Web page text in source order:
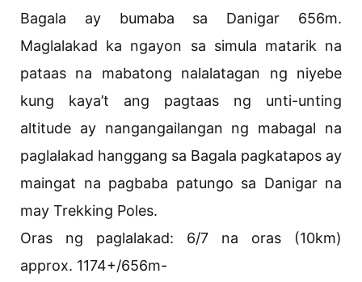
Bagala ay bumaba sa Danigar 656m.
Maglalakad ka ngayon sa simula matarik na
pataas na mabatong nalalatagan ng niyebe
kung kaya’t ang pagtaas ng unti-unting
altitude ay nangangailangan ng mabagal na
paglalakad hanggang sa Bagala pagkatapos ay
maingat na pagbaba patungo sa Danigar na
may Trekking Poles.
Oras ng paglalakad: 6/7 na oras (10km)
approx. 1174+/656m-